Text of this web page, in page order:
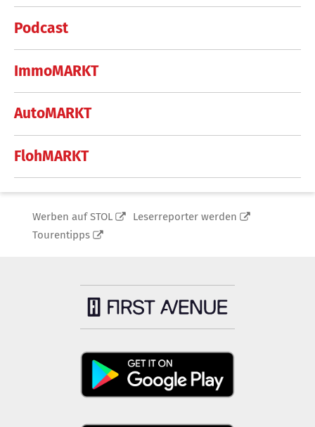
Podcast
ImmoMARKT
AutoMARKT
FlohMARKT
Werben auf STOL
Leserreporter werden
Tourentipps